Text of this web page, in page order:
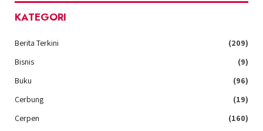
KATEGORI
Berita Terkini
(209)
Bisnis
(9)
Buku
(96)
Cerbung
(19)
Cerpen
(160)